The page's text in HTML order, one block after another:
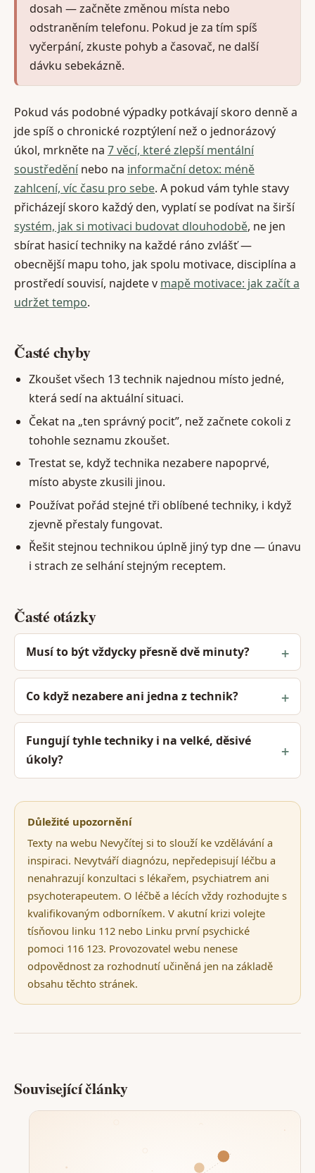
dosah — začněte změnou místa nebo
odstraněním telefonu. Pokud je za tím spíš
vyčerpání, zkuste pohyb a časovač, ne další
dávku sebekázně.
Pokud vás podobné výpadky potkávají skoro denně a
jde spíš o chronické rozptýlení než o jednorázový
úkol, mrkněte na 7 věcí, které zlepší mentální
soustředěnínebo na informační detox: méně
zahlcení, víc času pro sebe. A pokud vám tyhle stavy
přicházejí skoro každý den, vyplatí se podívat na širší
systém, jak si motivaci budovat dlouhodobě, ne jen
sbírat hasicí techniky na každé ráno zvlášť —
obecnější mapu toho, jak spolu motivace, disciplína a
prostředí souvisí, najdete v mapě motivace: jak začít a
udržet tempo.
Časté chyby
Zkoušet všech 13 technik najednou místo jedné,
která sedí na aktuální situaci.
Čekat na „ten správný pocit”, než začnete cokoli z
tohohle seznamu zkoušet.
Trestat se, když technika nezabere napoprvé,
místo abyste zkusili jinou.
Používat pořád stejné tři oblíbené techniky, i když
zjevně přestaly fungovat.
Řešit stejnou technikou úplně jiný typ dne — únavu
i strach ze selhání stejným receptem.
Časté otázky
Musí to být vždycky přesně dvě minuty?
Co když nezabere ani jedna z technik?
Fungují tyhle techniky i na velké, děsivé
úkoly?
Důležité upozornění
Texty na webu Nevyčítej si to slouží ke vzdělávání a
inspiraci. Nevytváří diagnózu, nepředepisují léčbu a
nenahrazují konzultaci s lékařem, psychiatrem ani
psychoterapeutem. O léčbě a lécích vždy rozhodujte s
kvalifikovaným odborníkem. V akutní krizi volejte
tísňovou linku 112 nebo Linku první psychické
pomoci 116 123. Provozovatel webu nenese
odpovědnost za rozhodnutí učiněná jen na základě
obsahu těchto stránek.
Související články